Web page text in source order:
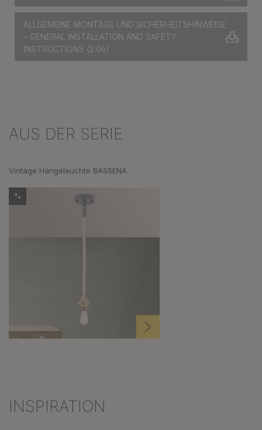
ALLGEMEINE MONTAGE UND SICHERHEITSHINWEISE
– GENERAL INSTALLATION AND SAFETY
INSTRUCTIONS (2.06)
Produktgalerie überspringen
AUS DER SERIE
Vintage Hängeleuchte BASSENA
%
Produktgalerie überspringen
INSPIRATION